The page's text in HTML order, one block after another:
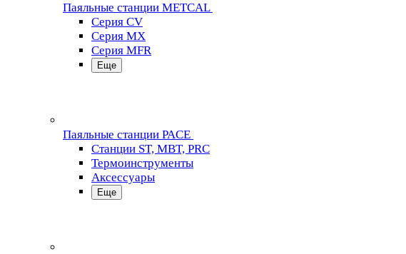
Паяльные станции METCAL
Серия CV
Серия MX
Серия MFR
Еще
Паяльные станции PACE
Станции ST, MBT, PRC
Термоинструменты
Аксессуары
Еще